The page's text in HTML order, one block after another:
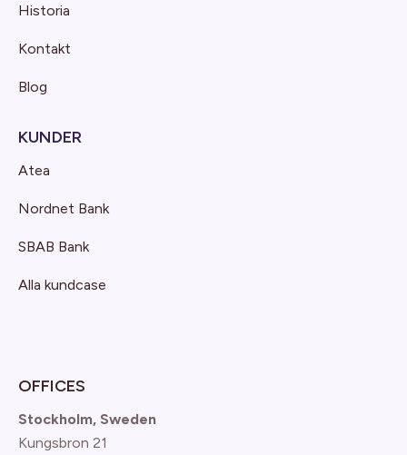
Historia
Kontakt
Blog
KUNDER
Atea
Nordnet Bank
SBAB Bank
Alla kundcase
OFFICES
Stockholm, Sweden
Kungsbron 21